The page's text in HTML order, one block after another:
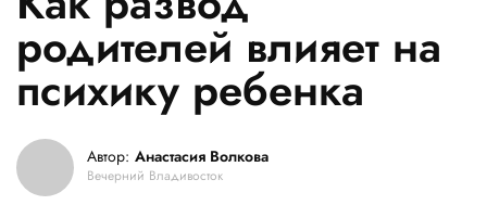
родителей влияет на
психику ребенка
Автор: Анастасия Волкова
Вечерний Владивосток